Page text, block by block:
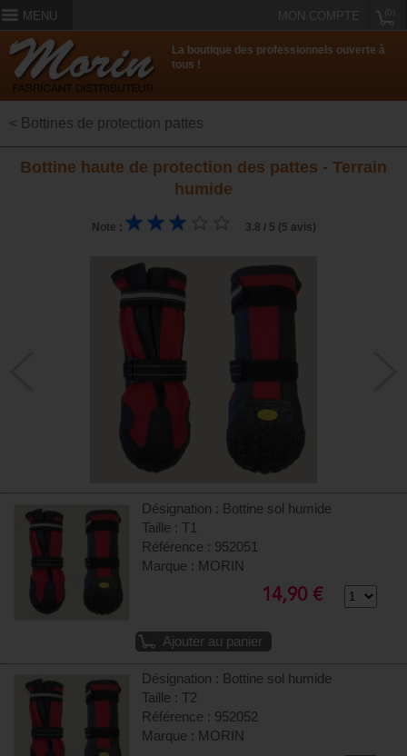
MENU MON COMPTE
La boutique des professionnels ouverte à
tous !
< Bottines de protection pattes
Bottine haute de protection des pattes - Terrain
humide
Note : 3.8 / 5 (5 avis)
Désignation : Bottine sol humide
Taille : T1
Référence : 952051
Marque : MORIN
14,90 €
Ajouter au panier
Désignation : Bottine sol humide
Taille : T2
Référence : 952052
Marque : MORIN